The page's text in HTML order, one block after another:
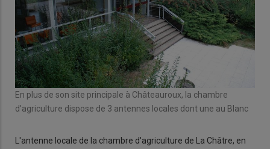
En plus de son site principale à Châteauroux, la chambre
d'agriculture dispose de 3 antennes locales dont une au Blanc
L'antenne locale de la chambre d'agriculture de La Châtre, en